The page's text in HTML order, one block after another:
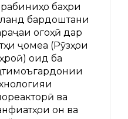
баҳри
бардоштани
огоҳӣ дар
ҷомеа (Рӯзҳои
оид ба
ва
он ва